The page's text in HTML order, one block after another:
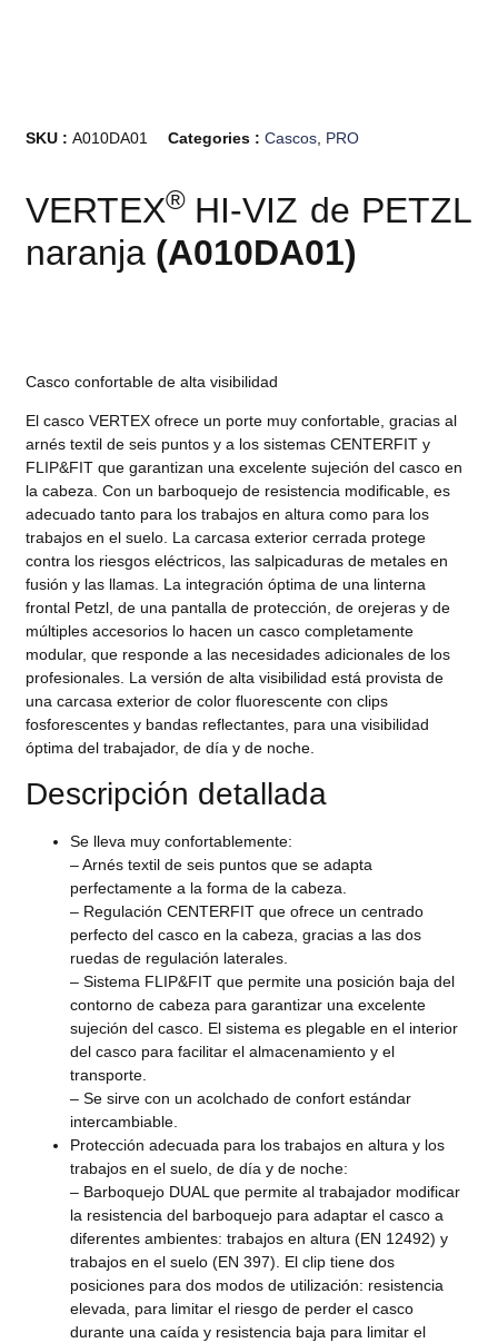
SKU :A010DA01 Categories :Cascos, PRO
VERTEX® HI-VIZ de PETZL
naranja (A010DA01)
Casco confortable de alta visibilidad
El casco VERTEX ofrece un porte muy confortable, gracias al
arnés textil de seis puntos y a los sistemas CENTERFIT y
FLIP&FIT que garantizan una excelente sujeción del casco en
la cabeza. Con un barboquejo de resistencia modificable, es
adecuado tanto para los trabajos en altura como para los
trabajos en el suelo. La carcasa exterior cerrada protege
contra los riesgos eléctricos, las salpicaduras de metales en
fusión y las llamas. La integración óptima de una linterna
frontal Petzl, de una pantalla de protección, de orejeras y de
múltiples accesorios lo hacen un casco completamente
modular, que responde a las necesidades adicionales de los
profesionales. La versión de alta visibilidad está provista de
una carcasa exterior de color fluorescente con clips
fosforescentes y bandas reflectantes, para una visibilidad
óptima del trabajador, de día y de noche.
Descripción detallada
Se lleva muy confortablemente:
– Arnés textil de seis puntos que se adapta
perfectamente a la forma de la cabeza.
– Regulación CENTERFIT que ofrece un centrado
perfecto del casco en la cabeza, gracias a las dos
ruedas de regulación laterales.
– Sistema FLIP&FIT que permite una posición baja del
contorno de cabeza para garantizar una excelente
sujeción del casco. El sistema es plegable en el interior
del casco para facilitar el almacenamiento y el
transporte.
– Se sirve con un acolchado de confort estándar
intercambiable.
Protección adecuada para los trabajos en altura y los
trabajos en el suelo, de día y de noche:
– Barboquejo DUAL que permite al trabajador modificar
la resistencia del barboquejo para adaptar el casco a
diferentes ambientes: trabajos en altura (EN 12492) y
trabajos en el suelo (EN 397). El clip tiene dos
posiciones para dos modos de utilización: resistencia
elevada, para limitar el riesgo de perder el casco
durante una caída y resistencia baja para limitar el